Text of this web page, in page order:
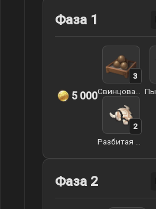
Фаза 1
5 000
3
2
Фаза 2